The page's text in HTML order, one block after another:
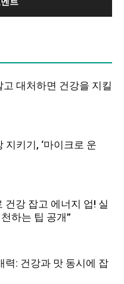
대처하면 건강을 지킬
지키기, ‘마이크로 운
건강 잡고 에너지 업! 실
하는 팁 공개”
력: 건강과 맛 동시에 잡